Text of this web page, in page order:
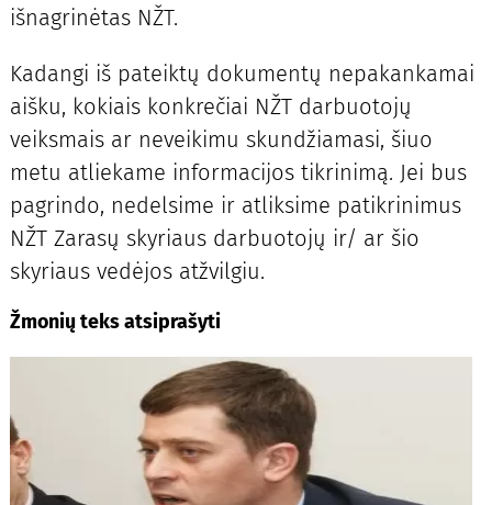
išnagrinėtas NŽT.
Kadangi iš pateiktų dokumentų nepakankamai
aišku, kokiais konkrečiai NŽT darbuotojų
veiksmais ar neveikimu skundžiamasi, šiuo
metu atliekame informacijos tikrinimą. Jei bus
pagrindo, nedelsime ir atliksime patikrinimus
NŽT Zarasų skyriaus darbuotojų ir/ ar šio
skyriaus vedėjos atžvilgiu.
Žmonių teks atsiprašyti